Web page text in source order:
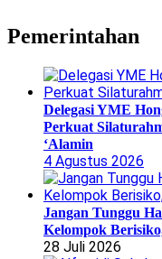
Pemerintahan
Delegasi YME
Perkuat
‘Alamin
4 Agustus 2026
Jangan Tunggu
Kelompok
28 Juli 2026